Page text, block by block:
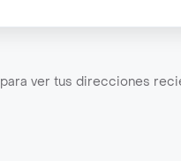
para ver tus direcciones